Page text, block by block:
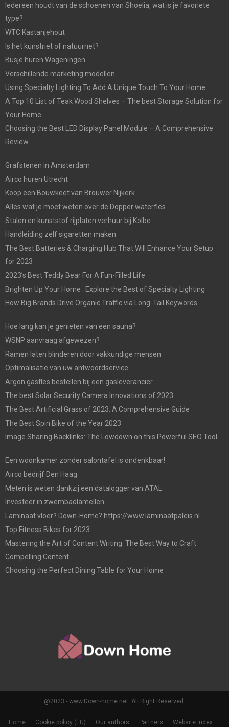
Iedereen houdt van de schoenen van Shoelia, wat is je favoriete
type?
WTC Kastanjehout
Is het kunstriet of natuurriet?
Busje huren Wageningen
Verschillende marketing modellen
Using Specialty Lighting To Add A Unique Touch To Your Home
A Top 10 List of Teak Wood Shelves – The best Storage Solution for
Your Home
Choosing the Best LED Display Panel Module – A Comprehensive
Review
Grafstenen in Amsterdam
Airco huren Utrecht
Koop een Bouwkeet van Brouwer Nijkerk
Alles wat je moet weten over de Dopper waterfles
Stalen en kunststof rijplaten verhuur bij Kolbe
Handleiding zelf sigaretten maken
The Best Batteries & Charging Hub That Will Enhance Your Setup
for 2023
2023’s Best Teddy Bear For A Fun-Filled Life
Brighten Up Your Home : Explore the Best of Specialty Lighting
How Big Brands Drive Organic Traffic via Long-Tail Keywords
Hoe lang kan je genieten van een sauna?
WSNP aanvraag afgewezen?
Ramen laten blinderen door vakkundige mensen
Optimalisatie van uw antwoordservice
Argon gasfles bestellen bij een gasleverancier
The best Solar Security Camera Innovations of 2023
The Best Artificial Grass of 2023: A Comprehensive Guide
The Best Spin Bike of the Year 2023
Image Sharing Backlinks: The Lowdown on this Powerful SEO Tool
Een woonkamer zonder salontafel is ondenkbaar!
Airco bedrijf Den Haag
Meten is weten dankzij een datalogger van ATAL
Investeer in zwembadlamellen
Laminaat vloer? Down-Home? https://www.laminaatpaleis.nl
Top Fitness Bikes for 2023
Mastering the Art of Content Writing: The Best Way to Craft
Compelling Content
Choosing the Perfect Dining Table for Your Home
@2023 - www.Down-home.net. All Right Reserved.
Home Cookie policy (EU) Our authors Partners Website index